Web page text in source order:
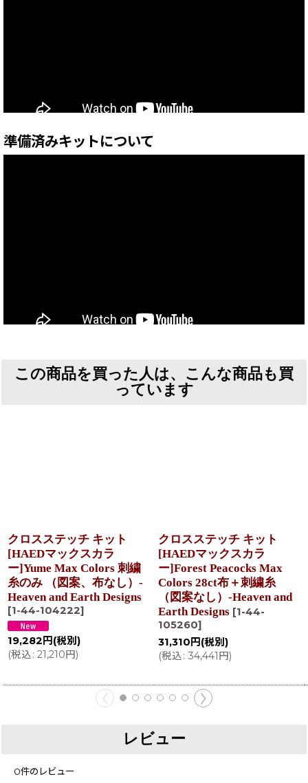
準備済みキットについて
この商品を買った人は、こんな商品も買
っています
クロスステッチ キット
[HAEDマックスカラ
ー]Yume Max Colors 刺繍
糸のみ （図案、布なし）-
Heaven and Earth Designs
[1-44-104222]
19,282 円 (税別)
(税込: 21,210円)
クロスステッチ キット
[HAEDマックスカラ
ー]Forest Peacocks Max
Colors 28ct布＋刺繍糸
（図案なし）-Heaven and
Earth Designs [1-44-
105260]
31,310 円 (税別)
(税込: 34,441円)
レビュー
0件のレビュー